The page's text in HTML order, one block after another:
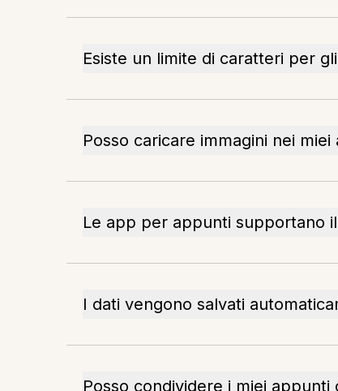
Esiste un limite di caratteri per
Posso caricare immagini nei miei
Le app per appunti supportano
I dati vengono salvati
Posso condividere i miei appunti